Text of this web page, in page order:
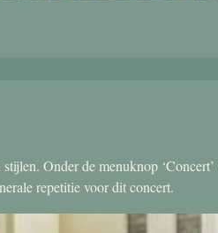
Onder de menuknop
repetitie voor dit concert.